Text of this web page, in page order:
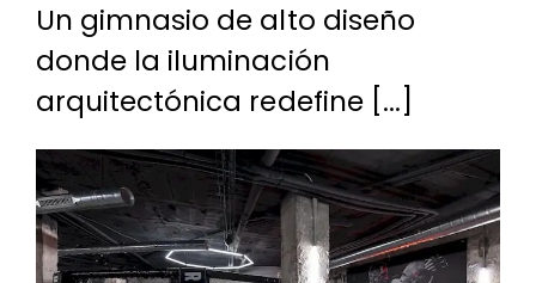
Nosotros
Un gimnasio de alto diseño
donde la iluminación
arquitectónica redefine [...]
Ver
imagen
más
grande